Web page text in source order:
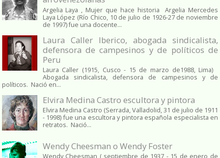
Argelia Laya , Mujer que hace historia Argelia Mercedes
Laya López (Río Chico, 10 de julio de 1926-27 de noviembre
de 1997) fue una docente...
Laura Caller Iberico, abogada sindicalista,
defensora de campesinos y de políticos de
Peru
Laura Caller (1915, Cusco - 15 de marzo de1988, Lima)
Abogada sindicalista, defensora de campesinos y de
políticos. Nació en...
Elvira Medina Castro escultora y pintora
Elvira Medina Castro (Serrada, Valladolid, 31 de julio de 1911
- 1998) fue una escultora y pintora española especialista en
retratos. Nació...
Wendy Cheesman o Wendy Foster